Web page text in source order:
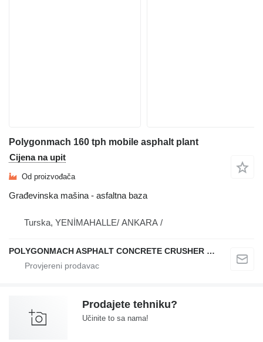
Polygonmach 160 tph mobile asphalt plant
Cijena na upit
Od proizvođača
Građevinska mašina - asfaltna baza
Turska, YENİMAHALLE/ ANKARA /
POLYGONMACH ASPHALT CONCRETE CRUSHER SYSTEMS
Prodajete tehniku?
Učinite to sa nama!